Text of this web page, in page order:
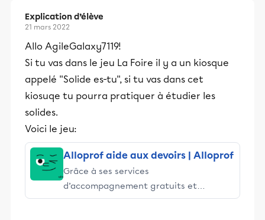
Explication d’élève
21 mars 2022
Allo AgileGalaxy7119!
Si tu vas dans le jeu La Foire il y a un kiosque
appelé ''Solide es-tu'', si tu vas dans cet
kiosuqe tu pourra pratiquer à étudier les
solides.
Voici le jeu:
Alloprof aide aux devoirs | Alloprof
Grâce à ses services
d’accompagnement gratuits et
stimulants, Alloprof engage les élèves